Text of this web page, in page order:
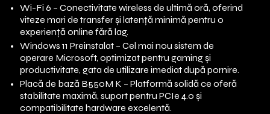
Wi-Fi 6 – Conectivitate wireless de ultimă oră, oferind
viteze mari de transfer și latență minimă pentru o
experiență online fără lag.
Windows 11 Preinstalat – Cel mai nou sistem de
operare Microsoft, optimizat pentru gaming și
productivitate, gata de utilizare imediat după pornire.
Placă de bază B550M K – Platformă solidă ce oferă
stabilitate maximă, suport pentru PCIe 4.0 și
compatibilitate hardware excelentă.